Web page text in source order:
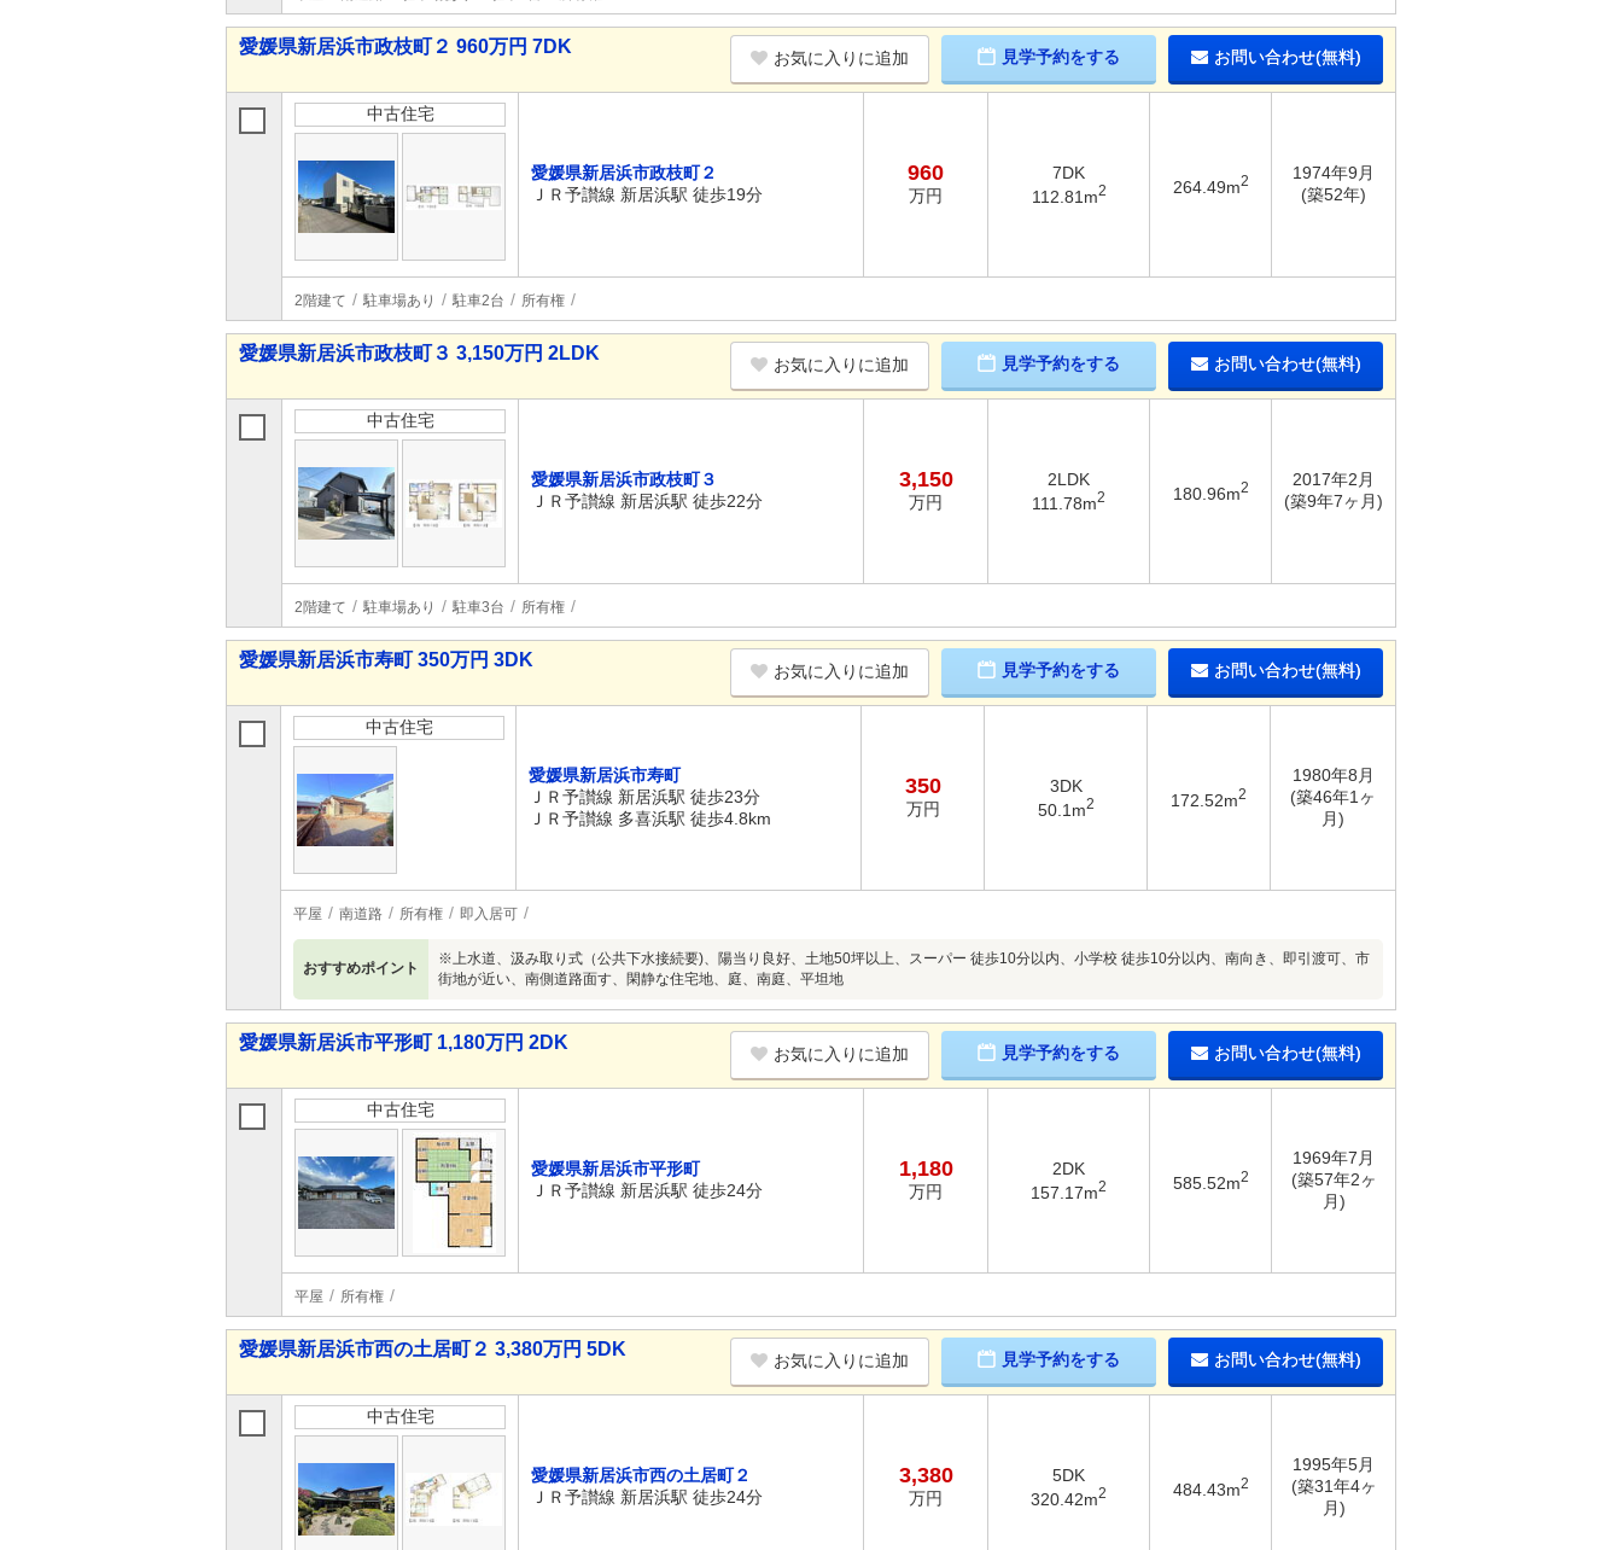
愛媛県新居浜市政枝町２ 960万円 7DK
お気に入りに追加 見学予約をする お問い合わせ(無料)
中古住宅
愛媛県新居浜市政枝町２
ＪＲ予讃線 新居浜駅 徒歩19分
960
万円
7DK
112.81m2 264.49m2
1974年9月
(築52年)
2階建て 駐車場あり 駐車2台 所有権
愛媛県新居浜市政枝町３ 3,150万円 2LDK
お気に入りに追加 見学予約をする お問い合わせ(無料)
中古住宅
愛媛県新居浜市政枝町３
ＪＲ予讃線 新居浜駅 徒歩22分
3,150
万円
2LDK
111.78m2 180.96m2
2017年2月
(築9年7ヶ月)
2階建て 駐車場あり 駐車3台 所有権
愛媛県新居浜市寿町 350万円 3DK
お気に入りに追加 見学予約をする お問い合わせ(無料)
中古住宅
愛媛県新居浜市寿町
ＪＲ予讃線 新居浜駅 徒歩23分
ＪＲ予讃線 多喜浜駅 徒歩4.8km
350
万円
3DK
50.1m2 172.52m2
1980年8月
(築46年1ヶ
月)
平屋 南道路 所有権 即入居可
おすすめポイント
※上水道、汲み取り式（公共下水接続要)、陽当り良好、土地50坪以上、スーパー 徒歩10分以内、小学校 徒歩10分以内、南向き、即引渡可、市
街地が近い、南側道路面す、閑静な住宅地、庭、南庭、平坦地
愛媛県新居浜市平形町 1,180万円 2DK
お気に入りに追加 見学予約をする お問い合わせ(無料)
中古住宅
愛媛県新居浜市平形町
ＪＲ予讃線 新居浜駅 徒歩24分
1,180
万円
2DK
157.17m2 585.52m2
1969年7月
(築57年2ヶ
月)
平屋 所有権
愛媛県新居浜市西の土居町２ 3,380万円 5DK
お気に入りに追加 見学予約をする お問い合わせ(無料)
中古住宅
愛媛県新居浜市西の土居町２
ＪＲ予讃線 新居浜駅 徒歩24分
3,380
万円
5DK
320.42m2 484.43m2
1995年5月
(築31年4ヶ
月)